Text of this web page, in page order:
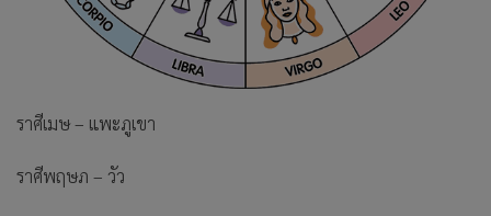
ราศีเมษ – แพะภูเขา
ราศีพฤษภ – วัว